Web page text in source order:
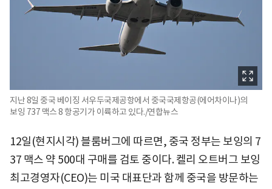
지난 8일 중국 베이징 서우두국제공항에서 중국국제항공(에어차이나)의
보잉 737 맥스 8 항공기가 이륙하고 있다./연합뉴스
12일(현지시각) 블룸버그에 따르면, 중국 정부는 보잉의 7
37 맥스 약 500대 구매를 검토 중이다. 켈리 오트버그 보잉
최고경영자(CEO)는 미국 대표단과 함께 중국을 방문하는